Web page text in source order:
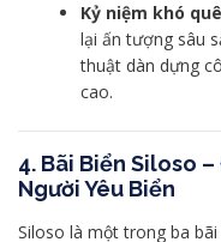
Kỷ niệm khó
lại ấn tượng sâu
thuật dàn dựng
cao.
4. Bãi Biển Siloso
Người Yêu Biển
Siloso là một trong ba